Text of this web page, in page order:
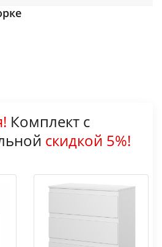
Комплект с
скидкой 5%!